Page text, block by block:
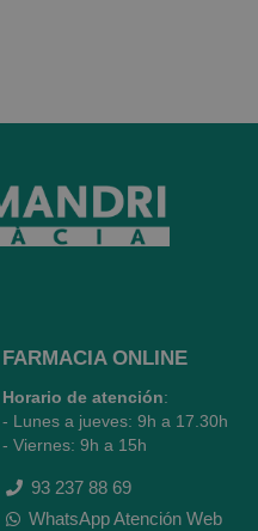
FARMACIA ONLINE
Horario de atención:
- Lunes a jueves: 9h a 17.30h
- Viernes: 9h a 15h
93 237 88 69
WhatsApp Atención Web